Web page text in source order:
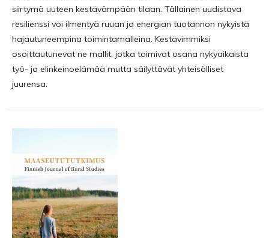
siirtymä uuteen kestävämpään tilaan. Tällainen uudistava
resilienssi voi ilmentyä ruuan ja energian tuotannon nykyistä
hajautuneempina toimintamalleina. Kestävimmiksi
osoittautunevat ne mallit, jotka toimivat osana nykyaikaista
työ- ja elinkeinoelämää mutta säilyttävät yhteisölliset
juurensa.